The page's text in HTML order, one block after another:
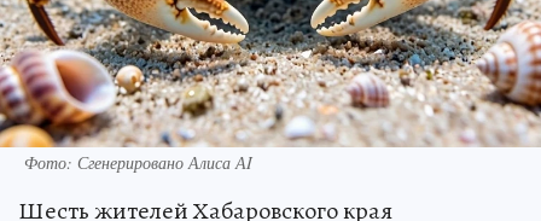
Фото: Сгенерировано Алиса АI
Шесть жителей Хабаровского края